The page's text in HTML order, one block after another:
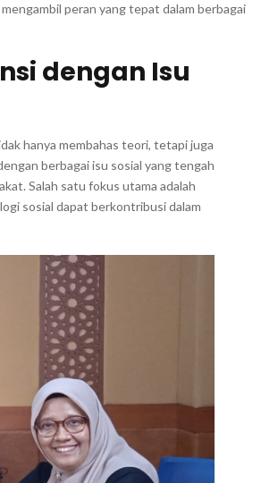
peran yang tepat dalam berbagai
dengan Isu
hanya membahas teori, tetapi juga
berbagai isu sosial yang tengah
Salah satu fokus utama adalah
sosial dapat berkontribusi dalam